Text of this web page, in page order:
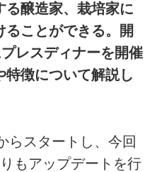
る醸造家、栽培家に
ることができる。開
レスディナーを開催
特徴について解説し
らスタートし、今回
もアップデートを行